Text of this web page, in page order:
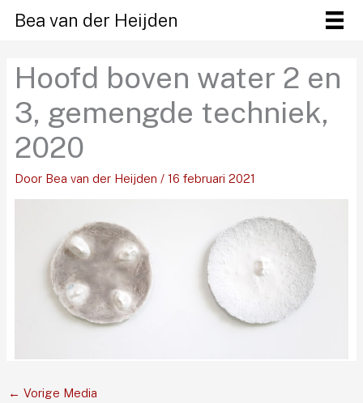
naar
inhoud
Bea van der Heijden
Hoofd boven water 2 en
3, gemengde techniek,
2020
Door Bea van der Heijden / 16 februari 2021
← Vorige Media